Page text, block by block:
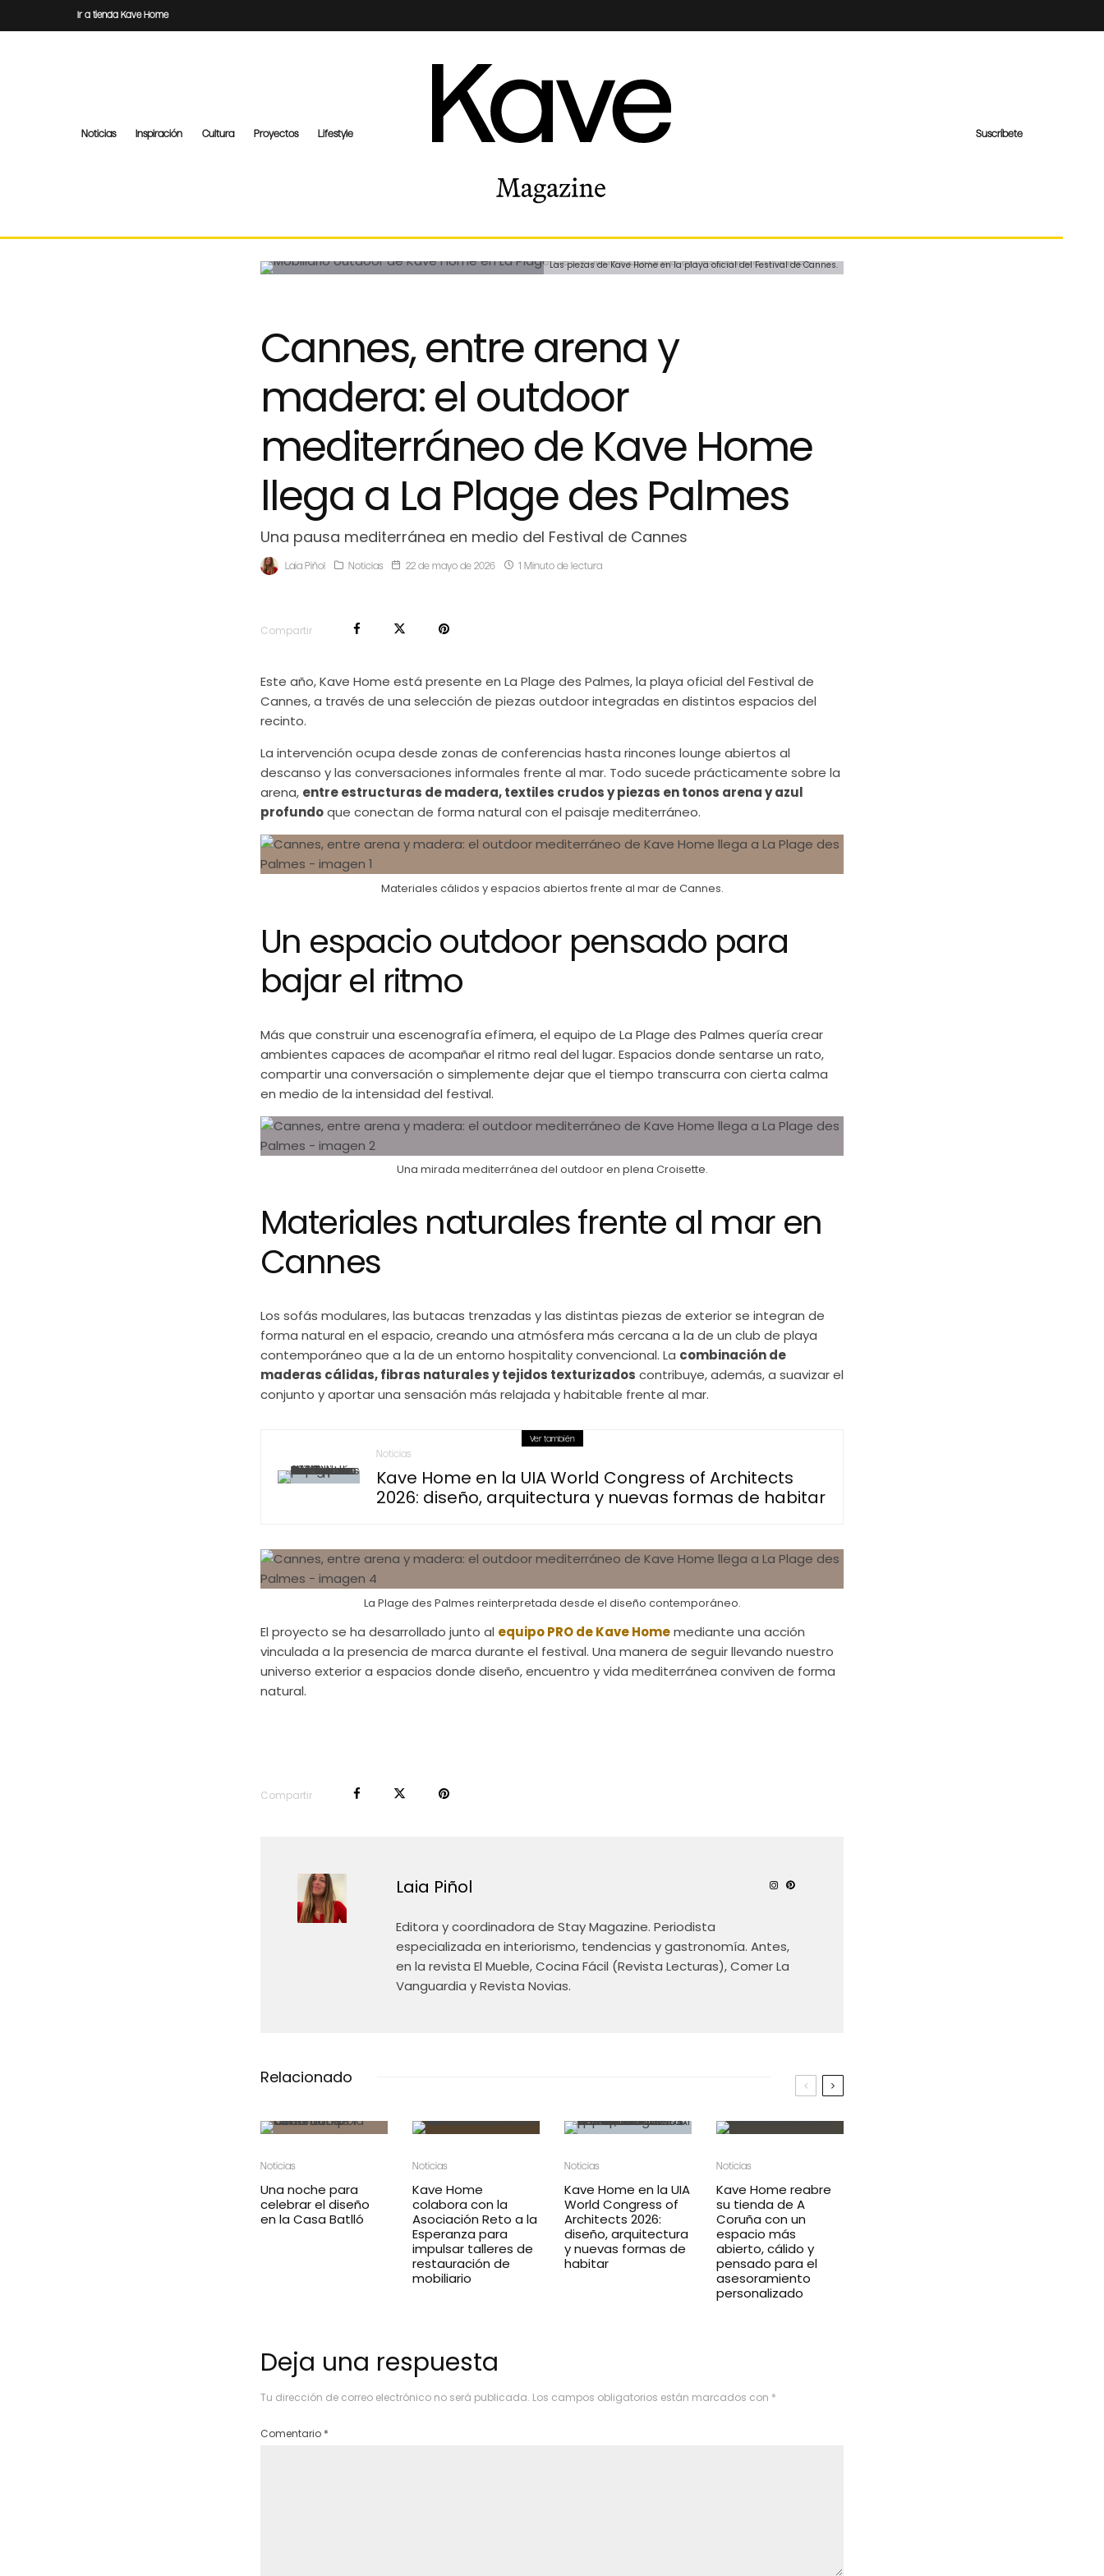
Ir a tienda Kave Home
Noticias Inspiración Cultura Proyectos Lifestyle Suscríbete
Las piezas de Kave Home en la playa oficial del Festival de Cannes.
Cannes, entre arena y
madera: el outdoor
mediterráneo de Kave Home
llega a La Plage des Palmes
Una pausa mediterránea en medio del Festival de Cannes
Laia Piñol Noticias 22 de mayo de 2026 1 Minuto de lectura
Compartir
Este año, Kave Home está presente en La Plage des Palmes, la playa oficial del Festival de
Cannes, a través de una selección de piezas outdoor integradas en distintos espacios del
recinto.
La intervención ocupa desde zonas de conferencias hasta rincones lounge abiertos al
descanso y las conversaciones informales frente al mar. Todo sucede prácticamente sobre la
arena, entre estructuras de madera, textiles crudos y piezas en tonos arena y azul
profundoque conectan de forma natural con el paisaje mediterráneo.
Materiales cálidos y espacios abiertos frente al mar de Cannes.
Un espacio outdoor pensado para
bajar el ritmo
Más que construir una escenografía efímera, el equipo de La Plage des Palmes quería crear
ambientes capaces de acompañar el ritmo real del lugar. Espacios donde sentarse un rato,
compartir una conversación o simplemente dejar que el tiempo transcurra con cierta calma
en medio de la intensidad del festival.
Una mirada mediterránea del outdoor en plena Croisette.
Materiales naturales frente al mar en
Cannes
Los sofás modulares, las butacas trenzadas y las distintas piezas de exterior se integran de
forma natural en el espacio, creando una atmósfera más cercana a la de un club de playa
contemporáneo que a la de un entorno hospitality convencional. La combinación de
maderas cálidas, fibras naturales y tejidos texturizados contribuye, además, a suavizar el
conjunto y aportar una sensación más relajada y habitable frente al mar.
Ver también
Noticias
Kave Home en la UIA World Congress of Architects
2026: diseño, arquitectura y nuevas formas de habitar
La Plage des Palmes reinterpretada desde el diseño contemporáneo.
El proyecto se ha desarrollado junto al equipo PRO de Kave Homemediante una acción
vinculada a la presencia de marca durante el festival. Una manera de seguir llevando nuestro
universo exterior a espacios donde diseño, encuentro y vida mediterránea conviven de forma
natural.
Compartir
Laia Piñol
Editora y coordinadora de Stay Magazine. Periodista
especializada en interiorismo, tendencias y gastronomía. Antes,
en la revista El Mueble, Cocina Fácil (Revista Lecturas), Comer La
Vanguardia y Revista Novias.
Relacionado
Noticias
Una noche para
celebrar el diseño
en la Casa Batlló
Noticias
Kave Home
colabora con la
Asociación Reto a la
Esperanza para
impulsar talleres de
restauración de
mobiliario
Noticias
Kave Home en la UIA
World Congress of
Architects 2026:
diseño, arquitectura
y nuevas formas de
habitar
Noticias
Kave Home reabre
su tienda de A
Coruña con un
espacio más
abierto, cálido y
pensado para el
asesoramiento
personalizado
Deja una respuesta
Tu dirección de correo electrónico no será publicada. Los campos obligatorios están marcados con *
Comentario *